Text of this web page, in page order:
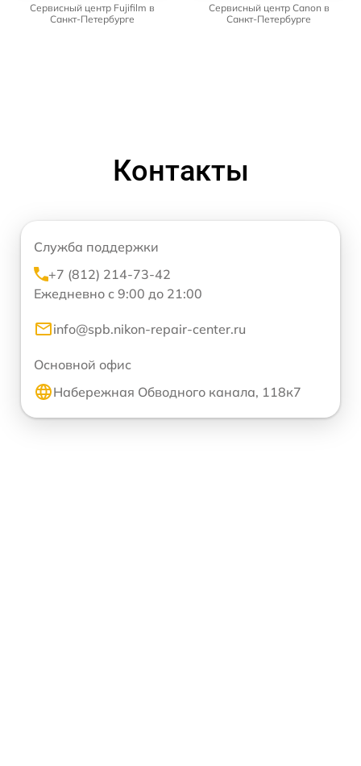
Сервисный центр Fujifilm в
Санкт-Петербурге
Сервисный центр Canon в
Санкт-Петербурге
Контакты
Служба поддержки
+7 (812) 214-73-42
Ежедневно с 9:00 до 21:00
info@spb.nikon-repair-center.ru
Основной офис
Набережная Обводного канала, 118к7